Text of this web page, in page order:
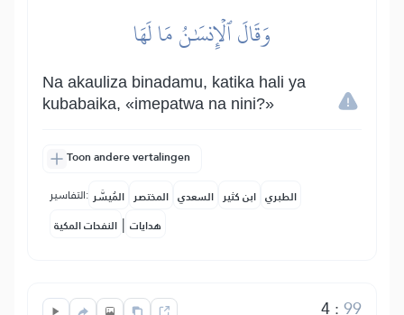
وَقَالَ ٱلۡإِنسَٰنُ مَا لَهَا
Na akauliza binadamu, katika hali ya
kubabaika, «imepatwa na nini?»
Toon andere vertalingen
التفاسير: المُيسَّر المختصر السعدي ابن كثير الطبري
النفحات المكية | هدايات
4:99